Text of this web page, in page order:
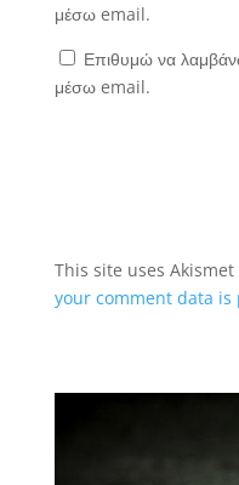
μέσω email.
Επιθυμώ να
μέσω email.
This site uses
your comment data is